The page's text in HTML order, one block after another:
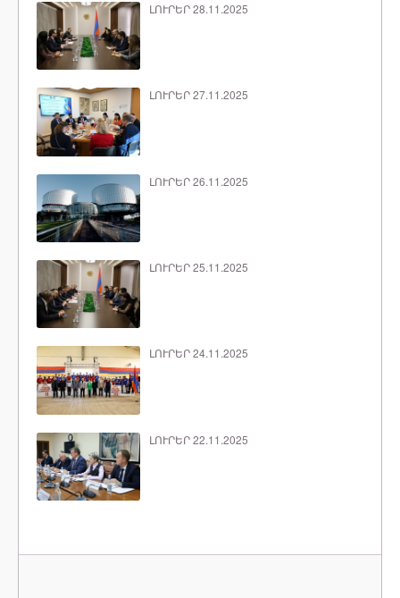
ԼՈՒՐԵՐ 28.11.2025
ԼՈՒՐԵՐ 27.11.2025
ԼՈՒՐԵՐ 26.11.2025
ԼՈՒՐԵՐ 25.11.2025
ԼՈՒՐԵՐ 24.11.2025
ԼՈՒՐԵՐ 22.11.2025